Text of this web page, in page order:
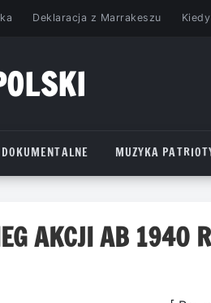
Deklaracja z Marrakeszu
MUZYKA
AKCJI AB 1940